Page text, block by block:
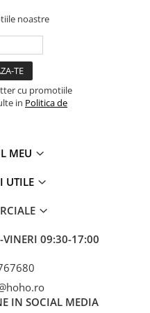
noastre
cu promotiile
in Politica de
MEU
UTILE
VINERI 09:30-17:00
IN SOCIAL MEDIA